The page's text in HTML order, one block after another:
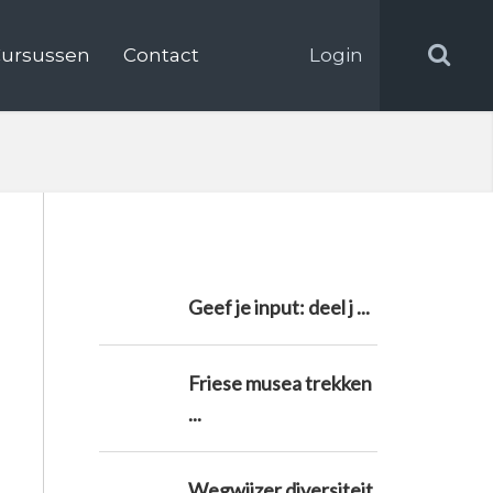
Contact Login
Geef je input: deel j ...
Friese musea trekken
...